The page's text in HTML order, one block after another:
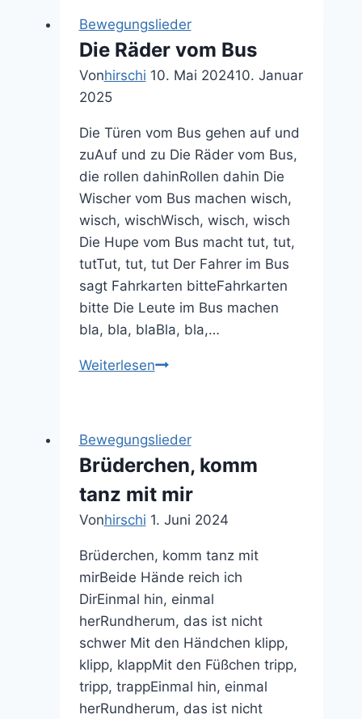
Bewegungslieder
Die Räder vom Bus
Vonhirschi 10. Mai 202410. Januar
2025
Die Türen vom Bus gehen auf und
zuAuf und zu Die Räder vom Bus,
die rollen dahinRollen dahin Die
Wischer vom Bus machen wisch,
wisch, wischWisch, wisch, wisch
Die Hupe vom Bus macht tut, tut,
tutTut, tut, tut Der Fahrer im Bus
sagt Fahrkarten bitteFahrkarten
bitte Die Leute im Bus machen
bla, bla, blaBla, bla,…
WeiterlesenDie
Bus
Bewegungslieder
Brüderchen, komm
tanz mit mir
Vonhirschi 1. Juni 2024
Brüderchen, komm tanz mit
mirBeide Hände reich ich
DirEinmal hin, einmal
herRundherum, das ist nicht
schwer Mit den Händchen klipp,
klipp, klappMit den Füßchen tripp,
tripp, trappEinmal hin, einmal
herRundherum, das ist nicht